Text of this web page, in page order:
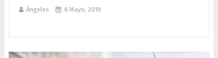
Ángeles 8 Mayo, 2018